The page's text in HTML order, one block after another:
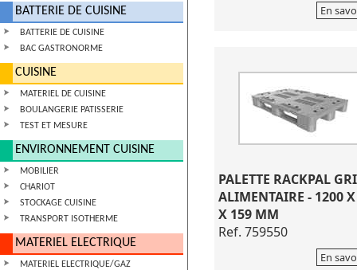
BATTERIE DE CUISINE
BATTERIE DE CUISINE
BAC GASTRONORME
CUISINE
MATERIEL DE CUISINE
BOULANGERIE PATISSERIE
TEST ET MESURE
ENVIRONNEMENT CUISINE
MOBILIER
CHARIOT
STOCKAGE CUISINE
TRANSPORT ISOTHERME
MATERIEL ELECTRIQUE
MATERIEL ELECTRIQUE/GAZ
En
PALETTE RACKPAL
ALIMENTAIRE - 1200
X 159 MM
Ref. 759550
En